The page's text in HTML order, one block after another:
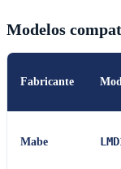
Modelos
Fabricante
Mabe